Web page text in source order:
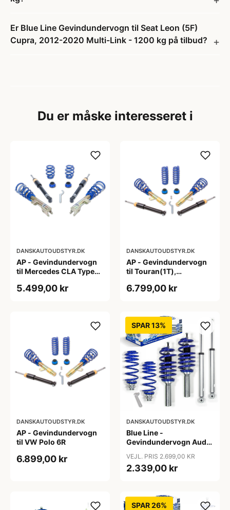
Er Blue Line Gevindundervogn til Seat Leon (5F)
Cupra, 2012-2020 Multi-Link - 1200 kg på tilbud?
Du er måske interesseret i
DANSKAUTOUDSTYR.DK
AP - Gevindundervogn
til Mercedes CLA Type
5.499,00 kr
DANSKAUTOUDSTYR.DK
AP - Gevindundervogn
til Touran(1T),
Quattro(8P), fjedreben
6.799,00 kr
DANSKAUTOUDSTYR.DK
AP - Gevindundervogn
til VW Polo 6R
6.899,00 kr
SPAR 13%
DANSKAUTOUDSTYR.DK
Blue Line -
Gevindundervogn Audi
TDI/2.0 TFSI/2.7/3.0
TDI/3.2 FSI, 2007-2011
VEJL. PRIS 2.699,00 KR
2.339,00 kr
SPAR 26%